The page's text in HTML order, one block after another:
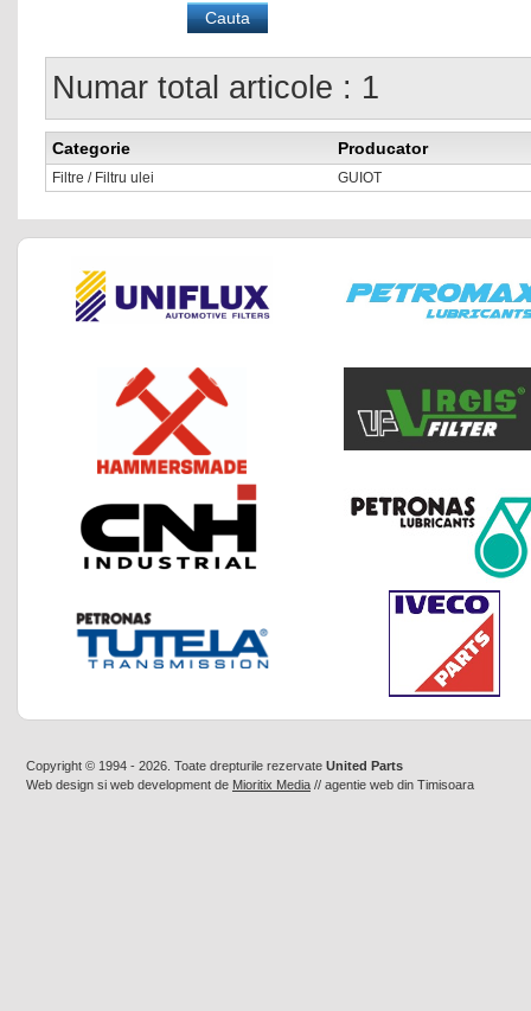
Numar total articole : 1
Categorie Producator
Filtre / Filtru ulei GUIOT
Copyright © 1994 - 2026. Toate drepturile rezervate United Parts
Web design si web development de Mioritix Media // agentie web din Timisoara